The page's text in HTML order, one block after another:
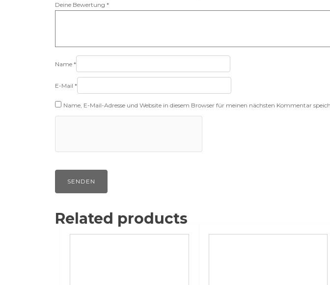
Deine Bewertung *
Name *
E-Mail *
Name, E-Mail-Adresse und Website in diesem Browser für meinen nächsten Kommentar
Related products